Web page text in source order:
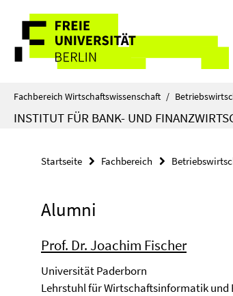
direkt
Inhalt
Service-
Navigation
Fachbereich Wirtschaftswissenschaft /
INSTITUT FÜR BANK- UND
Startseite Fachbereich
Alumni
Prof. Dr. Joachim Fischer
Universität Paderborn
Lehrstuhl für Wirtschaftsinformatik